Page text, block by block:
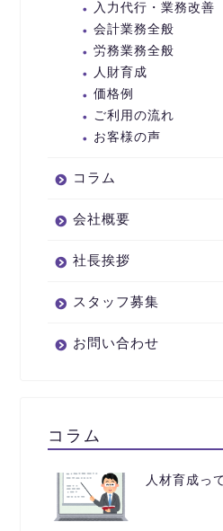
入力代行・業務改善
会計業務全般
労務業務全般
人財育成
価格例
ご利用の流れ
お客様の声
コラム
会社概要
社長挨拶
スタッフ募集
お問い合わせ
コラム
人材育成っ